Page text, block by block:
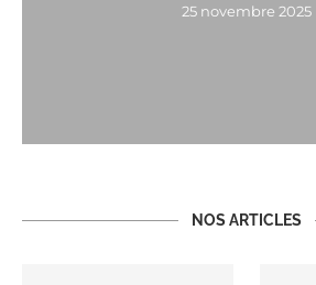
25 novembre 2025
NOS ARTICLES